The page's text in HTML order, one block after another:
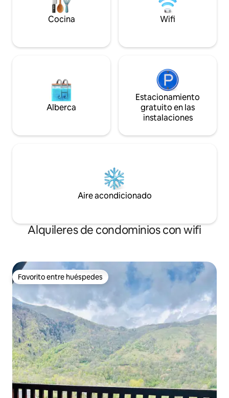
Cocina Wifi
Alberca
Estacionamiento
gratuito en las
instalaciones
Aire acondicionado
Alquileres de condominios con wifi
Favorito entre huéspedes
Favorito entre huéspedes